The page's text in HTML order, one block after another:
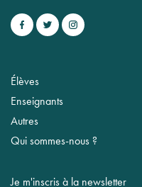
Élèves
Enseignants
Autres
Qui sommes-nous ?
Je m'inscris à la newsletter